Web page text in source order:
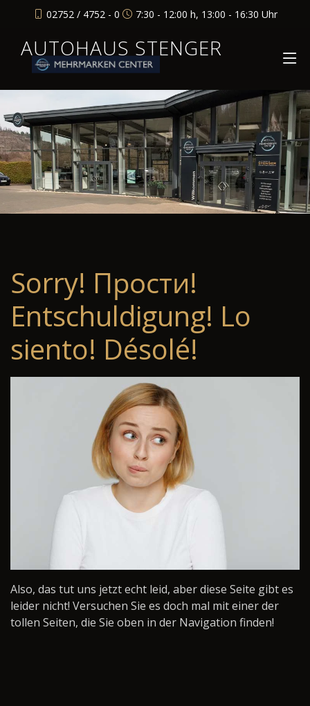
02752 / 4752 - 0 7:30 - 12:00 h, 13:00 - 16:30 Uhr
AUTOHAUS STENGER
Sorry! Прости!
Entschuldigung! Lo
siento! Désolé!
Also, das tut uns jetzt echt leid, aber diese Seite gibt es
leider nicht! Versuchen Sie es doch mal mit einer der
tollen Seiten, die Sie oben in der Navigation finden!